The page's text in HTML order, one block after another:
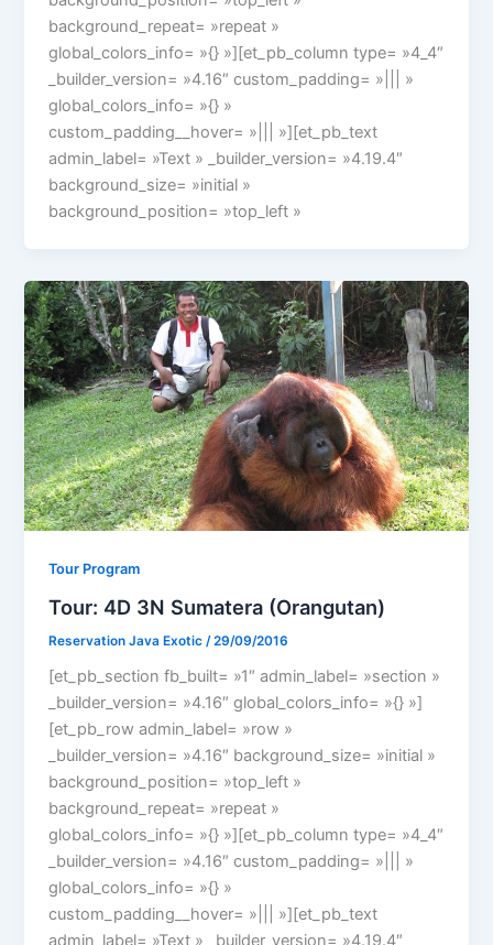
background_repeat= »repeat »
global_colors_info= »{} »][et_pb_column type= »4_4″
_builder_version= »4.16″ custom_padding= »||| »
global_colors_info= »{} »
custom_padding__hover= »||| »][et_pb_text
admin_label= »Text » _builder_version= »4.19.4″
background_size= »initial »
background_position= »top_left »
Tour Program
Tour: 4D 3N Sumatera (Orangutan)
Reservation Java Exotic /29/09/2016
[et_pb_section fb_built= »1″ admin_label= »section »
_builder_version= »4.16″ global_colors_info= »{} »]
[et_pb_row admin_label= »row »
_builder_version= »4.16″ background_size= »initial »
background_position= »top_left »
background_repeat= »repeat »
global_colors_info= »{} »][et_pb_column type= »4_4″
_builder_version= »4.16″ custom_padding= »||| »
global_colors_info= »{} »
custom_padding__hover= »||| »][et_pb_text
admin_label= »Text » _builder_version= »4.19.4″